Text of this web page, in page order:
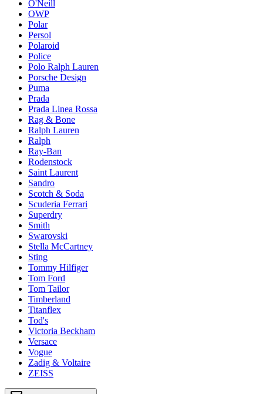
O'Neill
OWP
Polar
Persol
Polaroid
Police
Polo Ralph Lauren
Porsche Design
Puma
Prada
Prada Linea Rossa
Rag & Bone
Ralph Lauren
Ralph
Ray-Ban
Rodenstock
Saint Laurent
Sandro
Scotch & Soda
Scuderia Ferrari
Superdry
Smith
Swarovski
Stella McCartney
Sting
Tommy Hilfiger
Tom Ford
Tom Tailor
Timberland
Titanflex
Tod's
Victoria Beckham
Versace
Vogue
Zadig & Voltaire
ZEISS